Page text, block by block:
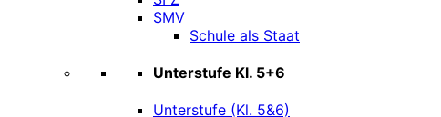
SMV
Schule als Staat
Unterstufe Kl. 5+6
Unterstufe (Kl. 5&6)